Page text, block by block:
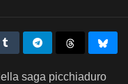
saga picchiaduro